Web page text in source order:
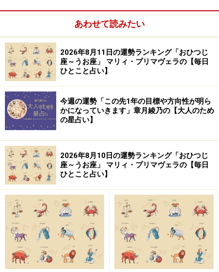
ない。テレビ、ラジオなどへの出演や、Webメディア、
雑誌での執筆など幅広く活躍中。好きな食べ物は桃と餃
子。あだ名はナッキー。
【イラスト】
ほんま ちあき
※記事内容は執筆時点のものです。最新の内容をご確認くださ
い。
【編集部おすすめの購入サイト】
Amazonで占い関連の商品をチェック！
楽天市場で占い関連の商品をチェック！
あわせて読みたい
2026年8月11日の運勢ランキング「おひつじ
座～うお座」 マリィ・プリマヴェラの【毎日
ひとこと占い】
今週の運勢「この先1年の目標や方向性が明ら
かになっていきます」章月綾乃の【大人のため
の星占い】
2026年8月10日の運勢ランキング「おひつじ
座～うお座」 マリィ・プリマヴェラの【毎日
ひとこと占い】